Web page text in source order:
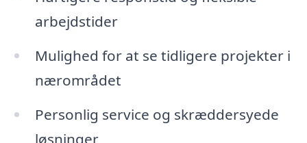
arbejdstider
Mulighed for at se tidligere projekter i
nærområdet
Personlig service og skræddersyede
løsninger